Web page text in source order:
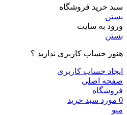
سبد خرید فروشگاه
بستن
ورود به سایت
بستن
هنوز حساب کاربری ندارید ؟
ایجاد حساب کاربری
صفحه اصلی
فروشگاه
0 مورد سبد خرید
منو